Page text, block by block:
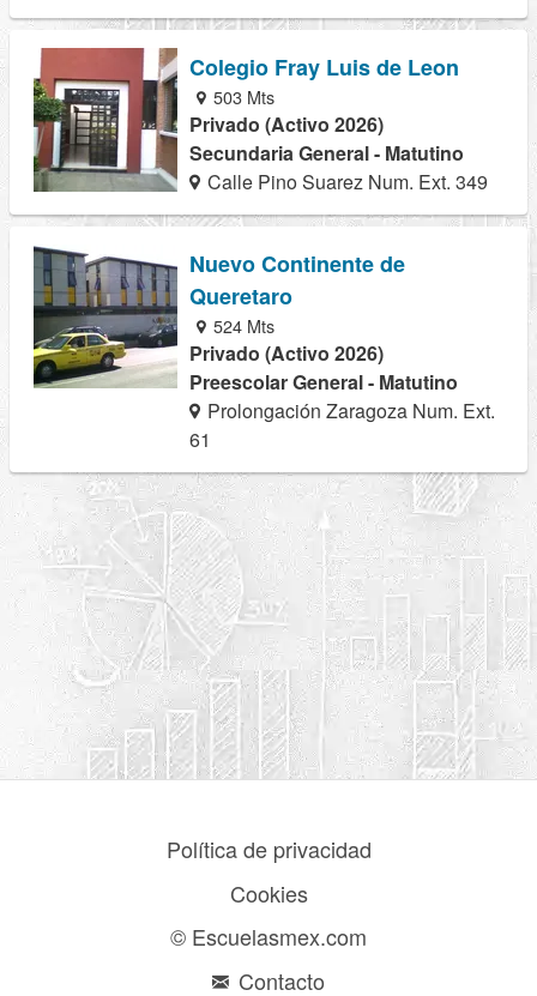
Colegio Fray Luis de Leon
503 Mts
Privado (Activo 2026)
Secundaria General - Matutino
Calle Pino Suarez Num. Ext. 349
Nuevo Continente de
Queretaro
524 Mts
Privado (Activo 2026)
Preescolar General - Matutino
Prolongación Zaragoza Num. Ext.
61
Política de privacidad
Cookies
© Escuelasmex.com
Contacto